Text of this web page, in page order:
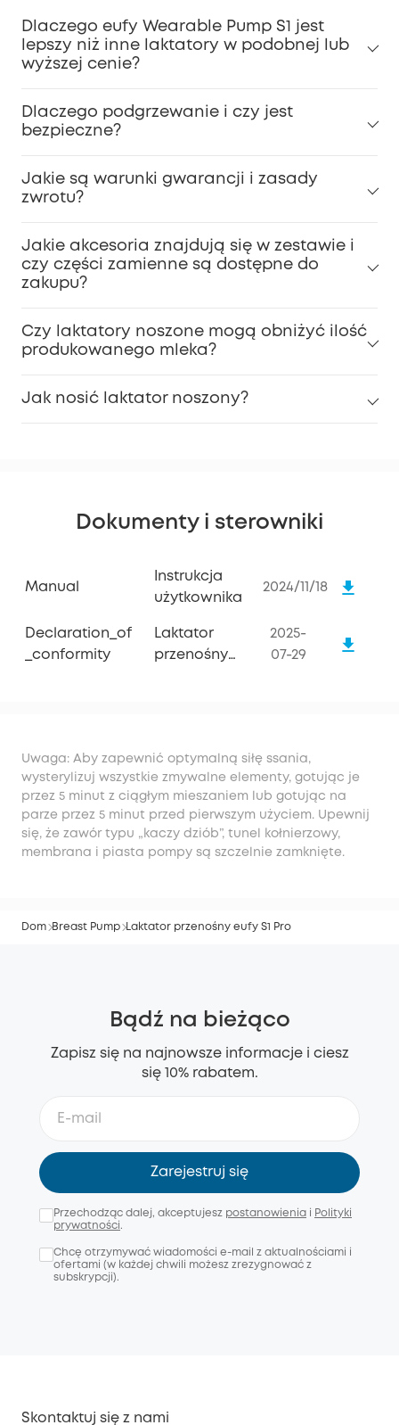
Dlaczego eufy Wearable Pump S1 jest
lepszy niż inne laktatory w podobnej lub
wyższej cenie?
Dlaczego podgrzewanie i czy jest
bezpieczne?
Jakie są warunki gwarancji i zasady
zwrotu?
Jakie akcesoria znajdują się w zestawie i
czy części zamienne są dostępne do
zakupu?
Czy laktatory noszone mogą obniżyć ilość
produkowanego mleka?
Jak nosić laktator noszony?
Dokumenty i sterowniki
Manual
Instrukcja
użytkownika
2024/11/18
Declaration_of
_conformity
Laktator
przenośny
2025-
07-29
Uwaga: Aby zapewnić optymalną siłę ssania,
wysterylizuj wszystkie zmywalne elementy, gotując je
przez 5 minut z ciągłym mieszaniem lub gotując na
parze przez 5 minut przed pierwszym użyciem. Upewnij
się, że zawór typu „kaczy dziób”, tunel kołnierzowy,
membrana i piasta pompy są szczelnie zamknięte.
Dom Breast Pump Laktator przenośny eufy S1 Pro
Bądź na bieżąco
Zapisz się na najnowsze informacje i ciesz
się 10% rabatem.
Zarejestruj się
Przechodząc dalej, akceptujesz postanowienia
Polityki
prywatności .
Chcę otrzymywać wiadomości e-mail z aktualnościami i
ofertami (w każdej chwili możesz zrezygnować z
subskrypcji).
Skontaktuj się z nami